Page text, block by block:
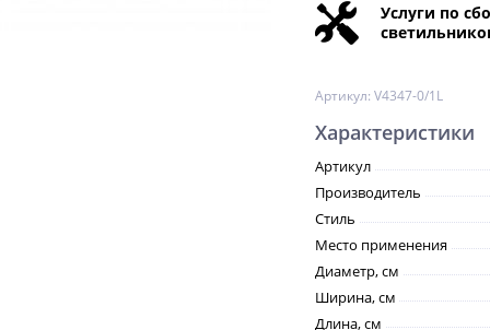
Услуги по
Артикул: V4347-0/1L
Характеристики
Артикул
Производитель
Стиль
Место применения
Диаметр, см
Ширина, см
Длина, см